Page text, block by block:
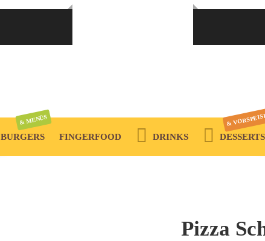
Passwort vergessen?
Ein Link zum Erstellen eines neuen Passwort wird an deine
BURGERS
& MENÜS
FINGERFOOD DRINKS DESSERTS
&
Pizza